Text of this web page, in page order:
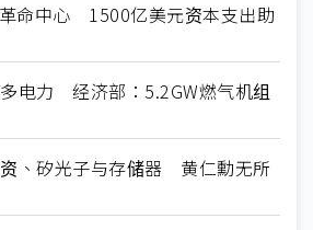
命中心 1500亿美元资本支出助
电力 经济部：5.2GW燃气机组
、矽光子与存储器 黄仁勳无所